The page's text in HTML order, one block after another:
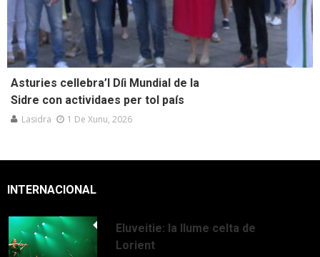
Asturies cellebra’l Díi Mundial de la
Sidre con actividaes per tol país
Lasidra 1 De Xunu, 2026
INTERNACIONAL
Eluveitie: la llume celta de
Lorient